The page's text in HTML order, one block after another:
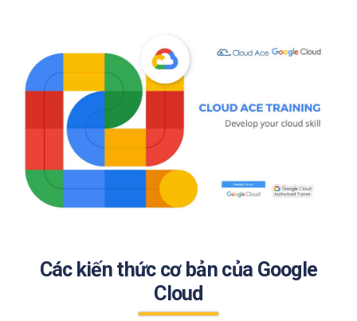
Các kiến thức cơ bản của Google
Cloud